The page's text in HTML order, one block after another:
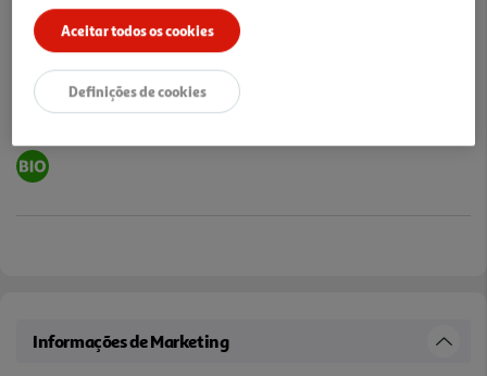
Notas de preparação
Informações de Marketing
Aceitar todos os cookies
Definições de cookies